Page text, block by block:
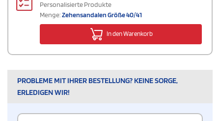
Personalisierte Produkte
Menge:Zehensandalen Größe 40/41
In den Warenkorb
PROBLEME MIT IHRER BESTELLUNG? KEINE SORGE,
ERLEDIGEN WIR!